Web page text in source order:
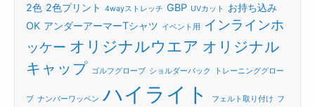
2色 2色プリント 4wayストレッチ GBP UVカット
お持ち込み
OK アンダーアーマーTシャツ イベント用
インラインホ
ッケー オリジナルウエア オリジナル
キャップ ゴルフグローブ ショルダーバック トレーニンググロー
ブ ナンバーワッペン ハイライト フェルト取り付け フ